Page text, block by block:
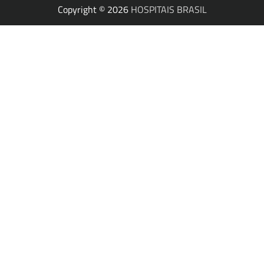
Copyright © 2026 HOSPITAIS BRASIL